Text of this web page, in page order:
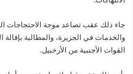
جاء ذلك عقب تصاعد موجة الاحتجاجات
والخدمات في الجزيرة، والمطالبة بإقالة
القوات الأجنبية من الأرخبيل.